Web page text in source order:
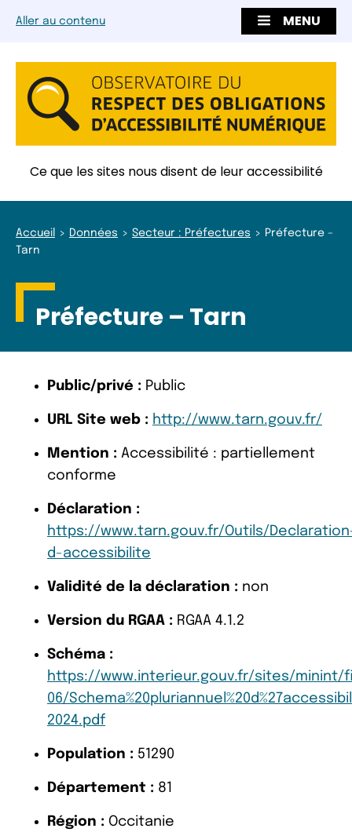
Aller au contenu MENU
Ce que les sites nous disent de leur accessibilité
Accueil Données Secteur : Préfectures
Préfecture –
Tarn
Préfecture – Tarn
Public/privé : Public
URL Site web : http://www.tarn.gouv.fr/
Mention : Accessibilité : partiellement
conforme
Déclaration :
https://www.tarn.gouv.fr/Outils/
d-accessibilite
Validité de la déclaration : non
Version du RGAA : RGAA 4.1.2
Schéma :
https://www.interieur.gouv.fr/sites/minint/
06/
2024.pdf
Population : 51290
Département : 81
Région : Occitanie